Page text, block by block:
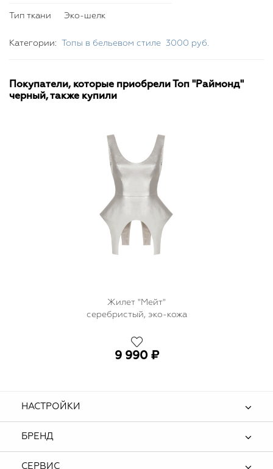
Тип ткани Эко-шелк
Категории: Топы в бельевом стиле 3000 руб.
Покупатели, которые приобрели Топ "Раймонд"
черный, также купили
Жилет "Мейт"
серебристый, эко-кожа
9 990 ₽
НАСТРОЙКИ
БРЕНД
СЕРВИС